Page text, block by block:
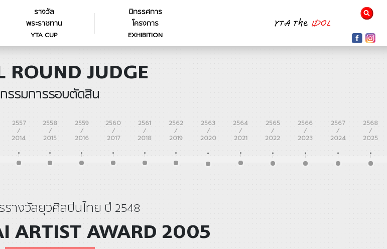
รางวัล
พระราชทาน
YTA CUP
นิทรรศการ
โครงการ
EXHIBITION
ROUND JUDGE
กรรมการรอบตัดสิน
2557
/
2014
2558
/
2015
2559
/
2016
2560
/
2017
2561
/
2018
2562
/
2019
2563
/
2020
2564
/
2021
2565
/
2022
2566
/
2023
2567
/
2024
2568
/
2025
รางวัลยุวศิลปินไทย ปี 2548
ARTIST AWARD 2005